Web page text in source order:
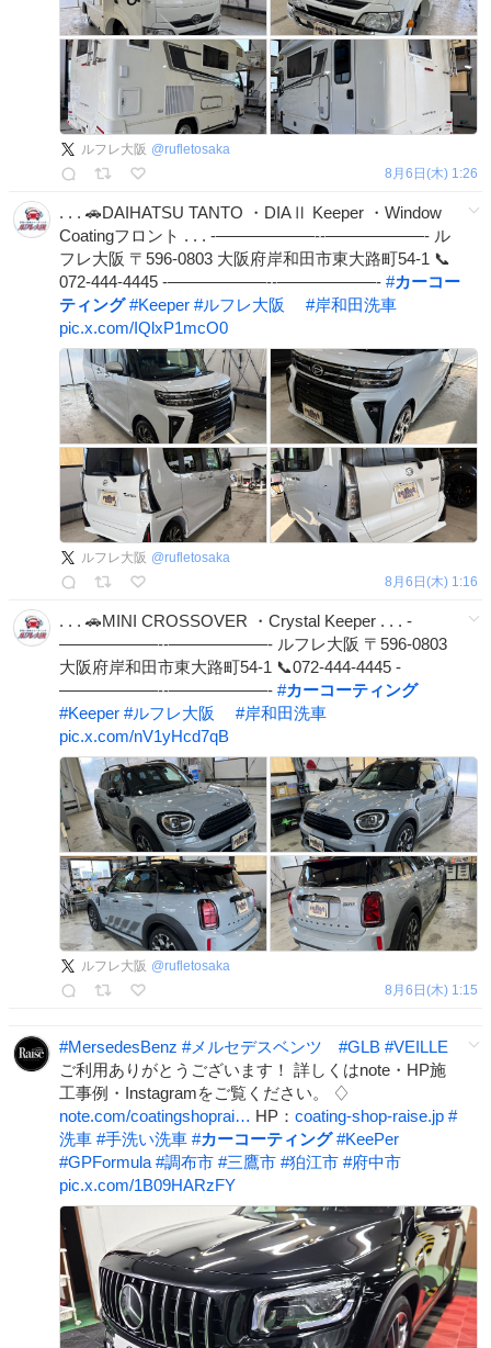
ルフレ大阪 @rufletosaka
8月6日(木) 1:26
. . . 🚗DAIHATSU TANTO ・DIAⅡ Keeper ・Window
Coatingフロント . . . -——————‐-——————‐ ル
フレ大阪 〒596-0803 大阪府岸和田市東大路町54-1 📞
072-444-4445 -——————‐-——————‐ #カーコー
ティング #Keeper #ルフレ大阪 #岸和田洗車
pic.x.com/IQlxP1mcO0
ルフレ大阪 @rufletosaka
8月6日(木) 1:16
. . . 🚗MINI CROSSOVER ・Crystal Keeper . . . -
——————‐-——————‐ ルフレ大阪 〒596-0803
大阪府岸和田市東大路町54-1 📞072-444-4445 -
——————‐-——————‐ #カーコーティング
#Keeper #ルフレ大阪 #岸和田洗車
pic.x.com/nV1yHcd7qB
ルフレ大阪 @rufletosaka
8月6日(木) 1:15
#MersedesBenz #メルセデスベンツ #GLB #VEILLE
ご利用ありがとうございます！ 詳しくはnote・HP施
工事例・Instagramをご覧ください。 ♢
note.com/coatingshoprai… HP： coating-shop-raise.jp #
洗車 #手洗い洗車 #カーコーティング #KeePer
#GPFormula #調布市 #三鷹市 #狛江市 #府中市
pic.x.com/1B09HARzFY